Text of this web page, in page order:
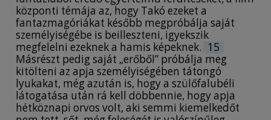
központi témája az, hogy Takó ezeket a
fantazmagóriákat később megpróbálja saját
személyiségébe is beilleszteni, igyekszik
megfelelni ezeknek a hamis képeknek. 15
Másrészt pedig saját „erőből” próbálja meg
kitölteni az apja személyiségében tátongó
lyukakat, még azután is, hogy a szülőfalubéli
látogatása után rá kell döbbennie, hogy apja
hétköznapi orvos volt, aki semmi kiemelkedőt